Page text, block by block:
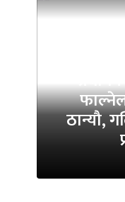
ठान्यौ,